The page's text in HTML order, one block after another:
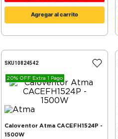
Agregar al carrito
SKU10824542
20% OFF Extra 1 Pago
Caloventor Atma CACEFH1524P -
1500W